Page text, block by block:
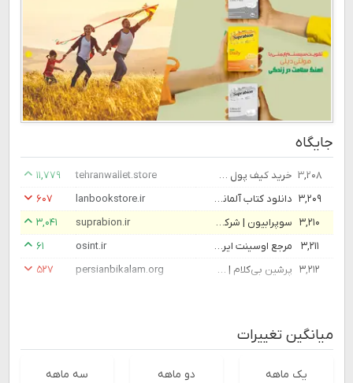
جایگاه
۳,۲۰۸ خرید کیف پول سخت افزاری با ارسال فوری tehranwallet.store
۱۱,۷۷۹
۳,۲۰۹
دانلود کتاب آلمانی – لن بوک استور – دانلود کتاب های آزمون زبان آلمانی – گفتاری و شنیداری – خواندن و نوشتن – واژگان و دستور زبان lanbookstore.ir
۶۰۷
۳,۲۱۰
سوپرابیون | شرکت اکسون فارمد ایرانیان suprabion.ir
۳,۰۴۱
۳,۲۱۱
مرجع اوسینت ایران – اوسینت.آی‌آر، مرجع اوسینت و حریم خصوصی ایران. osint.ir
۶۱
۳,۲۱۲
پرشین بی‌کلام | مرجع تخصصی آهنگ‌های بی‌کلام و پلی بک خوانندگان persianbikalam.org ۵۲۷
میانگین تغییرات
یک ماهه دو ماهه سه ماهه